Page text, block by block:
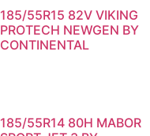
185/55R15 82V VIKING
PROTECH NEWGEN BY
CONTINENTAL
185/55R14 80H MABOR